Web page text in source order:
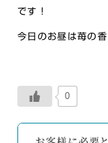
です！
今日のお昼は苺の
0